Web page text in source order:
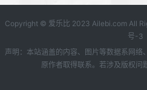
Copyright © 爱乐比 2023 Ailebi.com All
号-3
声明：本站涵盖的内容、图片等数据系网
原作者取得联系。若涉及版权问